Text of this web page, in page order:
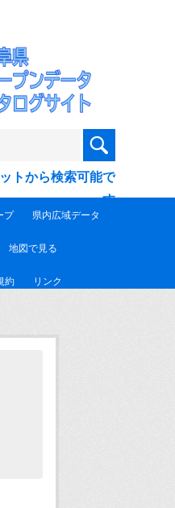
トから検索可能で
す
プ 県内広域データ
地図で見る
約 リンク